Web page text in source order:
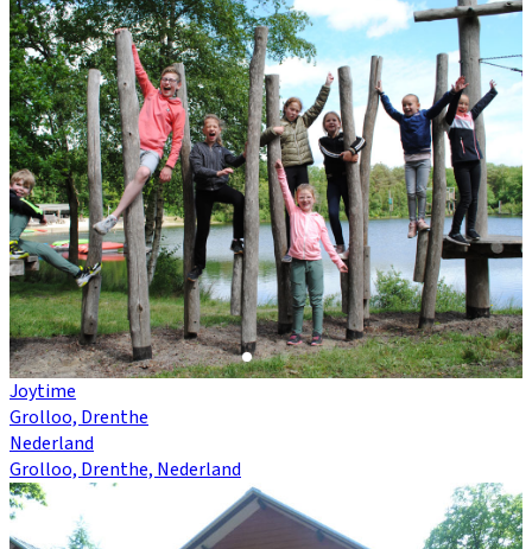
Joytime
Grolloo, Drenthe
Nederland
Grolloo, Drenthe, Nederland